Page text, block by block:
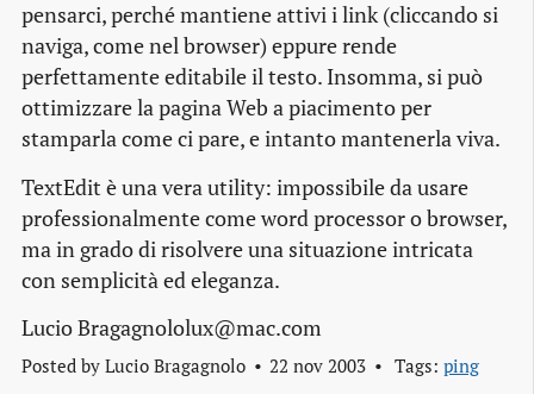
pensarci, perché mantiene attivi i link (cliccando si
naviga, come nel browser) eppure rende
perfettamente editabile il testo. Insomma, si può
ottimizzare la pagina Web a piacimento per
stamparla come ci pare, e intanto mantenerla viva.
TextEdit è una vera utility: impossibile da usare
professionalmente come word processor o browser,
ma in grado di risolvere una situazione intricata
con semplicità ed eleganza.
Lucio Bragagnololux@mac.com
Posted by Lucio Bragagnolo 22 nov 2003 Tags: ping